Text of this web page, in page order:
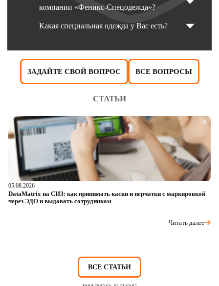
компании «Феникс-Спецодежда»?
Какая специальная одежда у Вас есть?
ЗАДАЙТЕ СВОЙ ВОПРОС ВСЕ ВОПРОСЫ
СТАТЬИ
05.08.2026
DataMatrix на СИЗ: как принимать каски и перчатки с маркировкой
через ЭДО и выдавать сотрудникам
Читать далее
ВСЕ СТАТЬИ